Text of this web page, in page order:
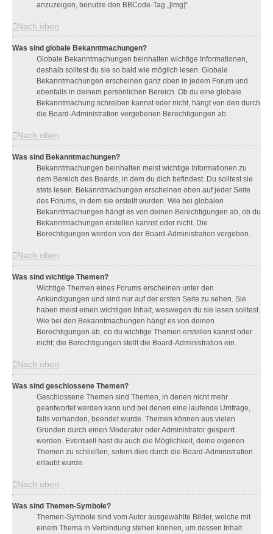
anzuzeigen, benutze den BBCode-Tag „[img]“.
Nach oben
Was sind globale Bekanntmachungen?
Globale Bekanntmachungen beinhalten wichtige Informationen,
deshalb solltest du sie so bald wie möglich lesen. Globale
Bekanntmachungen erscheinen ganz oben in jedem Forum und
ebenfalls in deinem persönlichen Bereich. Ob du eine globale
Bekanntmachung schreiben kannst oder nicht, hängt von den durch
die Board-Administration vergebenen Berechtigungen ab.
Nach oben
Was sind Bekanntmachungen?
Bekanntmachungen beinhalten meist wichtige Informationen zu
dem Bereich des Boards, in dem du dich befindest. Du solltest sie
stets lesen. Bekanntmachungen erscheinen oben auf jeder Seite
des Forums, in dem sie erstellt wurden. Wie bei globalen
Bekanntmachungen hängt es von deinen Berechtigungen ab, ob du
Bekanntmachungen erstellen kannst oder nicht. Die
Berechtigungen werden von der Board-Administration vergeben.
Nach oben
Was sind wichtige Themen?
Wichtige Themen eines Forums erscheinen unter den
Ankündigungen und sind nur auf der ersten Seite zu sehen. Sie
haben meist einen wichtigen Inhalt, weswegen du sie lesen solltest.
Wie bei den Bekanntmachungen hängt es von deinen
Berechtigungen ab, ob du wichtige Themen erstellen kannst oder
nicht; die Berechtigungen stellt die Board-Administration ein.
Nach oben
Was sind geschlossene Themen?
Geschlossene Themen sind Themen, in denen nicht mehr
geantwortet werden kann und bei denen eine laufende Umfrage,
falls vorhanden, beendet wurde. Themen können aus vielen
Gründen durch einen Moderator oder Administrator gesperrt
werden. Eventuell hast du auch die Möglichkeit, deine eigenen
Themen zu schließen, sofern dies durch die Board-Administration
erlaubt wurde.
Nach oben
Was sind Themen-Symbole?
Themen-Symbole sind vom Autor ausgewählte Bilder, welche mit
einem Thema in Verbindung stehen können, um dessen Inhalt